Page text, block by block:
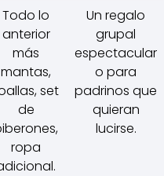
Todo lo
anterior
más
mantas,
set
de
ropa
Un regalo
grupal
espectacular
o para
padrinos que
quieran
lucirse.